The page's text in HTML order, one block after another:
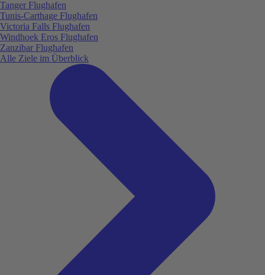
Tanger Flughafen
Tunis-Carthage Flughafen
Victoria Falls Flughafen
Windhoek Eros Flughafen
Zanzibar Flughafen
Alle Ziele im Überblick